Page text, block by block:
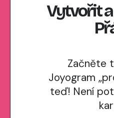
Vytvořita
Začněte
Joyogram
teď! Není